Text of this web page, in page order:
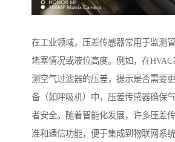
在工业领域，压差传感器常用于监测
堵塞情况或液位高度。例如，在
测空气过滤器的压差，提示是否需要
备（如呼吸机）中，压差传感器确保
者安全。随着智能化发展，许多压差
准和通信功能，便于集成到物联网系